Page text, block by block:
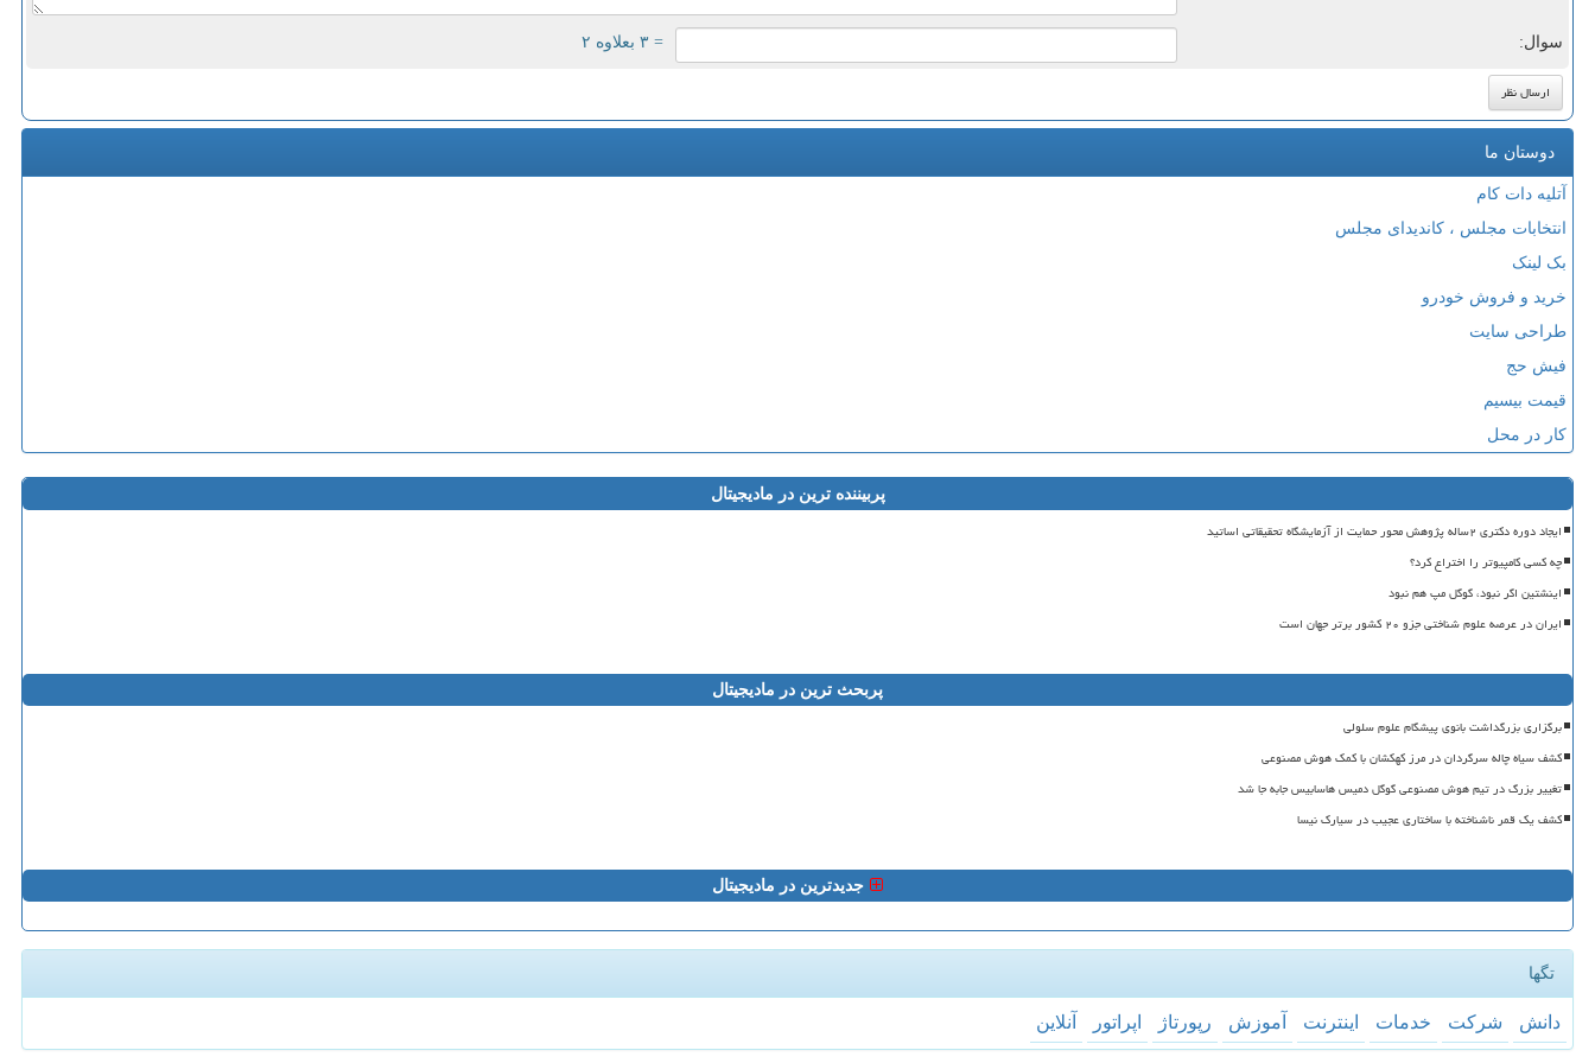
سوال: = ۳ بعلاوه ۲
دوستان ما
آتلیه دات کام
انتخابات مجلس ، کاندیدای مجلس
بک لینک
خرید و فروش خودرو
طراحی سایت
فیش حج
قیمت بیسیم
کار در محل
پربیننده ترین در مادیجیتال
ایجاد دوره دکتری ۲ساله پژوهش محور حمایت از آزمایشگاه تحقیقاتی اساتید
چه کسی کامپیوتر را اختراع کرد؟
اینشتین اگر نبود، گوگل مپ هم نبود
ایران در عرصه علوم شناختی جزو ۲۰ کشور برتر جهان است
پربحث ترین در مادیجیتال
برگزاری بزرگداشت بانوی پیشگام علوم سلولی
کشف سیاه چاله سرگردان در مرز کهکشان با کمک هوش مصنوعی
تغییر بزرگ در تیم هوش مصنوعی گوگل دمیس هاسابیس جابه جا شد
کشف یک قمر ناشناخته با ساختاری عجیب در سیارک نیسا
جدیدترین در مادیجیتال
تگها
دانش شركت خدمات اینترنت آموزش رپورتاژ اپراتور آنلاین